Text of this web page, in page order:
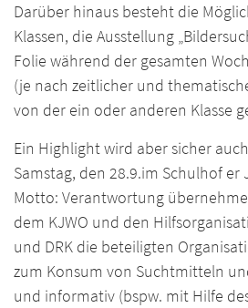
Darüber hinaus besteht die
Klassen, die Ausstellung
Folie während der gesamten
(je nach zeitlicher und
von der ein oder anderen Klasse
Ein Highlight wird aber sicher
Samstag, den 28.9.im Schulhof er
Motto: Verantwortung
dem KJWO und den
und DRK die beteiligten
zum Konsum von Suchtmitteln
und informativ (bspw. mit Hilfe